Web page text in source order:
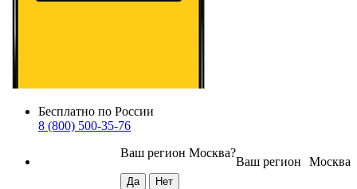
Бесплатно по России
8 (800) 500-35-76
Москва
Ваш регион
Ваш регион Москва?